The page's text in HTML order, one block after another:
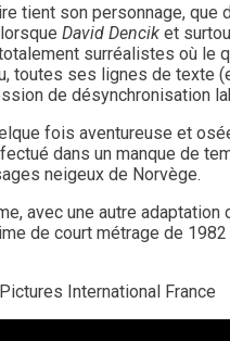
tient son personnage, que
David Dencik et
surréalistes où le
toutes ses lignes de texte
de désynchronisation
fois aventureuse et
dans un manque de
neigeux de Norvège.
avec une autre adaptation
de court métrage de 1982
International France